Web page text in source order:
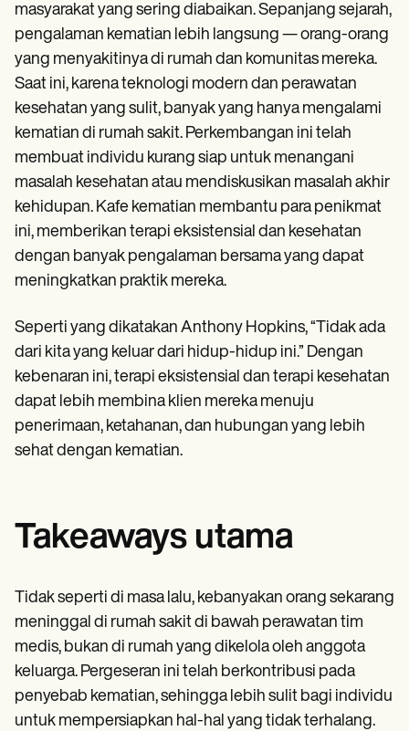
masyarakat yang sering diabaikan. Sepanjang sejarah,
pengalaman kematian lebih langsung — orang-orang
yang menyakitinya di rumah dan komunitas mereka.
Saat ini, karena teknologi modern dan perawatan
kesehatan yang sulit, banyak yang hanya mengalami
kematian di rumah sakit. Perkembangan ini telah
membuat individu kurang siap untuk menangani
masalah kesehatan atau mendiskusikan masalah akhir
kehidupan. Kafe kematian membantu para penikmat
ini, memberikan terapi eksistensial dan kesehatan
dengan banyak pengalaman bersama yang dapat
meningkatkan praktik mereka.
Seperti yang dikatakan Anthony Hopkins, “Tidak ada
dari kita yang keluar dari hidup-hidup ini.” Dengan
kebenaran ini, terapi eksistensial dan terapi kesehatan
dapat lebih membina klien mereka menuju
penerimaan, ketahanan, dan hubungan yang lebih
sehat dengan kematian.
Takeaways utama
Tidak seperti di masa lalu, kebanyakan orang sekarang
meninggal di rumah sakit di bawah perawatan tim
medis, bukan di rumah yang dikelola oleh anggota
keluarga. Pergeseran ini telah berkontribusi pada
penyebab kematian, sehingga lebih sulit bagi individu
untuk mempersiapkan hal-hal yang tidak terhalang.